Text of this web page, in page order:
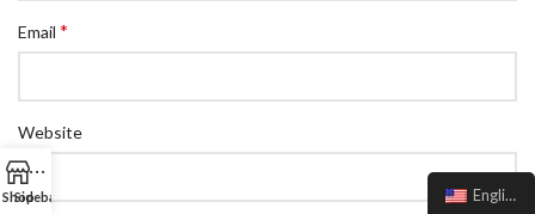
Email *
Website
English
Shop
Sidebar